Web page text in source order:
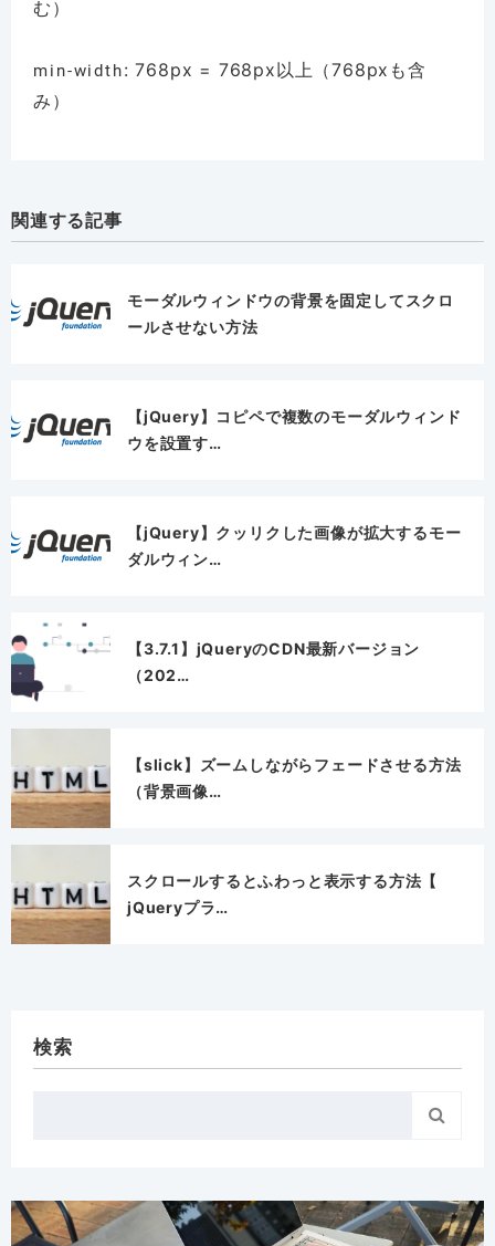
む）
min-width: 768px = 768px以上（768pxも含
み）
関連する記事
モーダルウィンドウの背景を固定してスクロ
ールさせない方法
【jQuery】コピペで複数のモーダルウィンド
ウを設置す…
【jQuery】クッリクした画像が拡大するモー
ダルウィン…
【3.7.1】jQueryのCDN最新バージョン
（202…
【slick】ズームしながらフェードさせる方法
（背景画像…
スクロールするとふわっと表示する方法【
jQueryプラ…
検索
